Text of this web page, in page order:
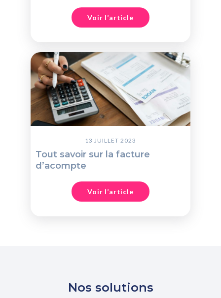
Voir l’article
13 JUILLET 2023
Tout savoir sur la facture
d’acompte
Voir l’article
Nos solutions